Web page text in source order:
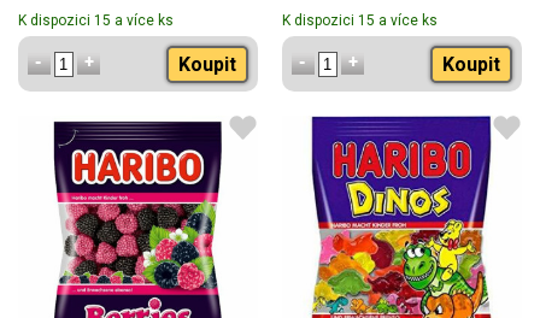
K dispozici 15 a více ks
Koupit
K dispozici 15 a více ks
Koupit